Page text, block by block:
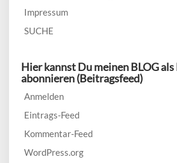
Impressum
SUCHE
Hier kannst Du meinen BLOG als
abonnieren (Beitragsfeed)
Anmelden
Eintrags-Feed
Kommentar-Feed
WordPress.org